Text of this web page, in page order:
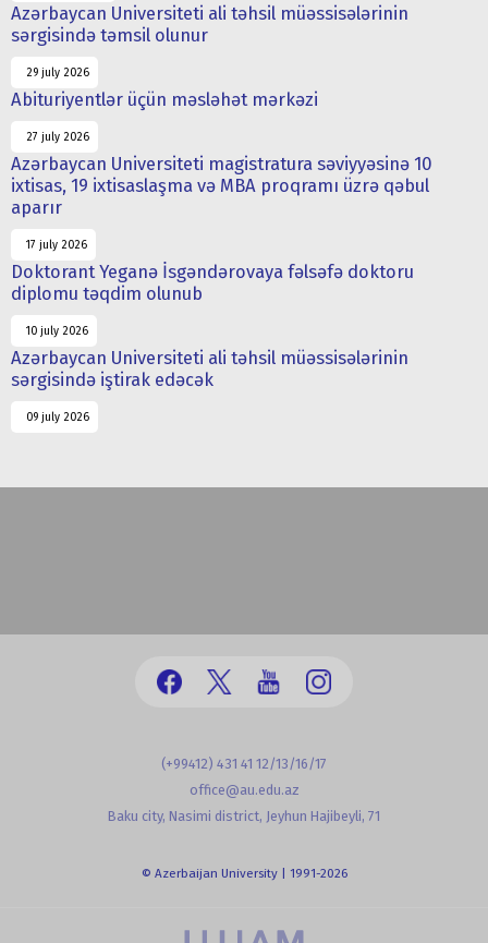
Azərbaycan Universiteti ali təhsil müəssisələrinin
sərgisində təmsil olunur
29 july 2026
Abituriyentlər üçün məsləhət mərkəzi
27 july 2026
Azərbaycan Universiteti magistratura səviyyəsinə 10
ixtisas, 19 ixtisaslaşma və MBA proqramı üzrə qəbul
aparır
17 july 2026
Doktorant Yeganə İsgəndərovaya fəlsəfə doktoru
diplomu təqdim olunub
10 july 2026
Azərbaycan Universiteti ali təhsil müəssisələrinin
sərgisində iştirak edəcək
09 july 2026
(+99412) 431 41 12/13/16/17
office@au.edu.az
Baku city, Nasimi district, Jeyhun Hajibeyli, 71
© Azerbaijan University | 1991-2026
powered by